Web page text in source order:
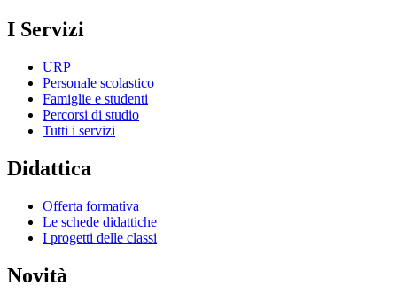
I Servizi
URP
Personale scolastico
Famiglie e studenti
Percorsi di studio
Tutti i servizi
Didattica
Offerta formativa
Le schede didattiche
I progetti delle classi
Novità